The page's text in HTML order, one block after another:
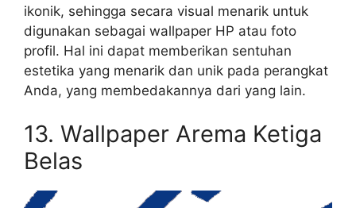
ikonik, sehingga secara visual menarik untuk
digunakan sebagai wallpaper HP atau foto
profil. Hal ini dapat memberikan sentuhan
estetika yang menarik dan unik pada perangkat
Anda, yang membedakannya dari yang lain.
13. Wallpaper Arema Ketiga
Belas